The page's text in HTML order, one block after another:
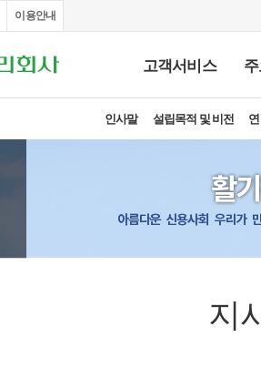
이용안내
고객서비스
FAQ 고객의 소리 개
인사말 설립목적 및 비전
채권추심업무 처리절차 안내문
지